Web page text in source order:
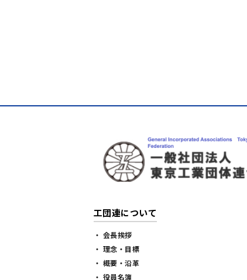
工団連について
・ 会長挨拶
・ 理念・目標
・ 概要・沿革
・ 役員名簿